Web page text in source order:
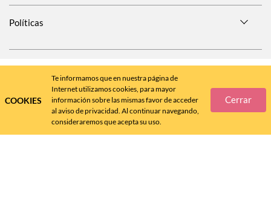
COOKIES
Te informamos que en nuestra página de
Internet utilizamos cookies, para mayor
información sobre las mismas favor de acceder
al aviso de privacidad. Al continuar navegando,
consideraremos que acepta su uso.
Cerrar
Políticas
SÍGUENOS EN